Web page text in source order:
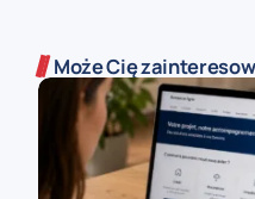
Może Cię